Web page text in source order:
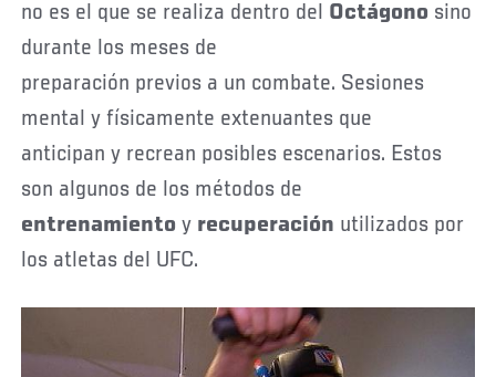
no es el que se realiza dentro del Octágono sino
durante los meses de
preparación previos a un combate. Sesiones
mental y físicamente extenuantes que
anticipan y recrean posibles escenarios. Estos
son algunos de los métodos de
entrenamientoy recuperación utilizados por
los atletas del UFC.